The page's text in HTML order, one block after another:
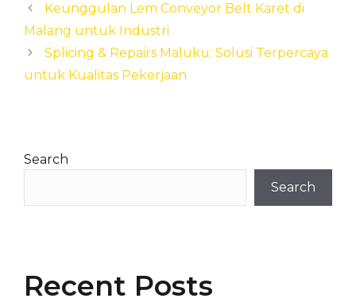
Keunggulan Lem Conveyor Belt Karet di
Malang untuk Industri
Splicing & Repairs Maluku: Solusi Terpercaya
untuk Kualitas Pekerjaan
Search
Search
Recent Posts